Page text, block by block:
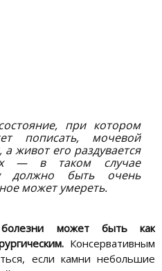
при котором
пописать, мочевой
живот его раздувается
— в таком случае
должно быть очень
может умереть.
может быть как
Консервативным
если камни небольшие